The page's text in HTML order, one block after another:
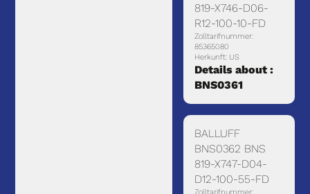
819-X746-D06-
R12-100-10-FD
Zolltarifnummer:
85365080
Herkunft: US
Details about :
BNS0361
BALLUFF
BNS0362 BNS
819-X747-D04-
D12-100-55-FD
Zolltarifnummer: